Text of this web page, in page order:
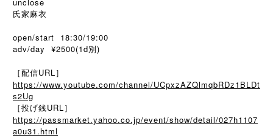
氏家麻衣
open/start 18:30/19:00
adv/day ¥2500(1d別)
［配信URL］
https://www.youtube.com/channel/UCpxzAZQlmqbRDz1BLDt
s2Ug
［投げ銭URL］
https://passmarket.yahoo.co.jp/event/show/detail/027h1107
a0u31.html